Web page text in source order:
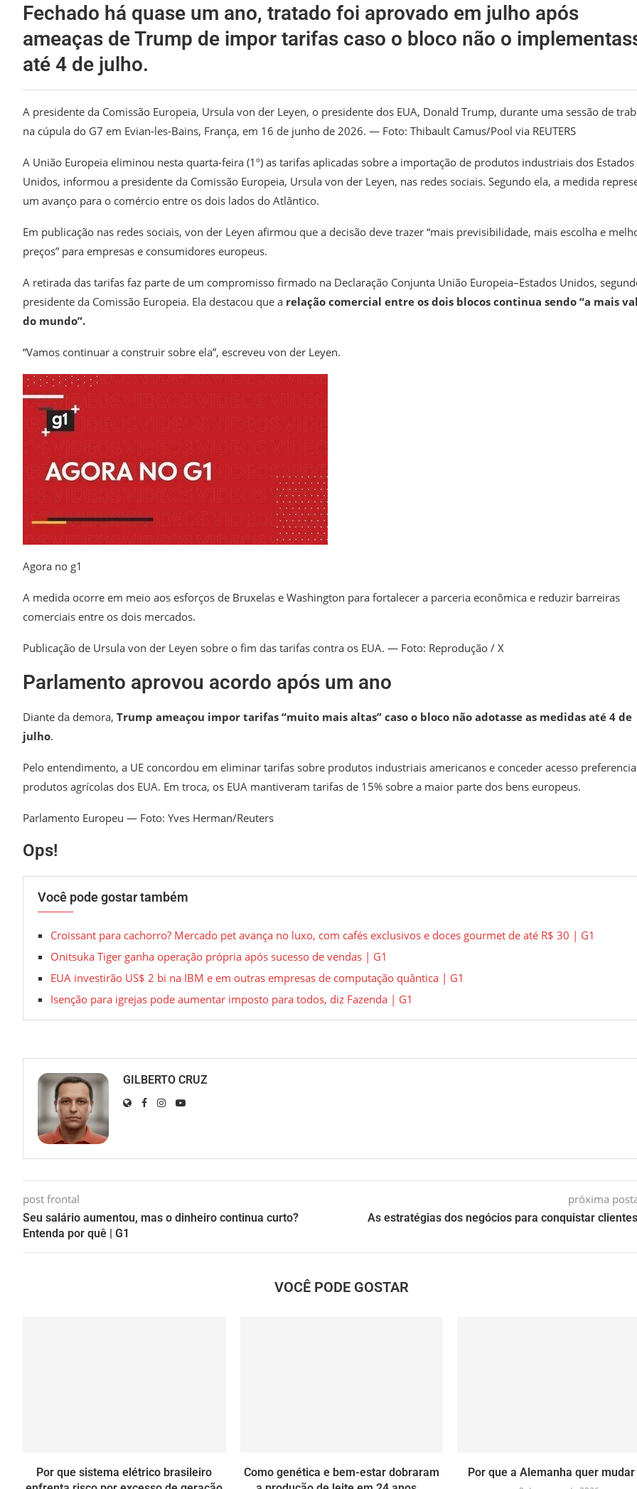
Fechado há quase um ano, tratado foi aprovado em julho após
ameaças de Trump de impor tarifas caso o bloco não o
até 4 de julho.
A presidente da Comissão Europeia, Ursula von der Leyen, o presidente dos EUA, Donald Trump, durante uma sessão de
na cúpula do G7 em Evian-les-Bains, França, em 16 de junho de 2026. — Foto: Thibault Camus/Pool via REUTERS
A União Europeia eliminou nesta quarta-feira (1º) as tarifas aplicadas sobre a importação de produtos industriais dos Estados
Unidos, informou a presidente da Comissão Europeia, Ursula von der Leyen, nas redes sociais. Segundo ela, a medida
um avanço para o comércio entre os dois lados do Atlântico.
Em publicação nas redes sociais, von der Leyen afirmou que a decisão deve trazer “mais previsibilidade, mais escolha e
preços” para empresas e consumidores europeus.
A retirada das tarifas faz parte de um compromisso firmado na Declaração Conjunta União Europeia–Estados Unidos,
presidente da Comissão Europeia. Ela destacou que a relação comercial entre os dois blocos continua sendo “a mais
do mundo”.
“Vamos continuar a construir sobre ela”, escreveu von der Leyen.
Agora no g1
A medida ocorre em meio aos esforços de Bruxelas e Washington para fortalecer a parceria econômica e reduzir barreiras
comerciais entre os dois mercados.
Publicação de Ursula von der Leyen sobre o fim das tarifas contra os EUA. — Foto: Reprodução / X
Parlamento aprovou acordo após um ano
Diante da demora, Trump ameaçou impor tarifas “muito mais altas” caso o bloco não adotasse as medidas até 4 de
julho.
Pelo entendimento, a UE concordou em eliminar tarifas sobre produtos industriais americanos e conceder acesso
produtos agrícolas dos EUA. Em troca, os EUA mantiveram tarifas de 15% sobre a maior parte dos bens europeus.
Parlamento Europeu — Foto: Yves Herman/Reuters
Ops!
Você pode gostar também
Croissant para cachorro? Mercado pet avança no luxo, com cafés exclusivos e doces gourmet de até R$ 30 | G1
Onitsuka Tiger ganha operação própria após sucesso de vendas | G1
EUA investirão US$ 2 bi na IBM e em outras empresas de computação quântica | G1
Isenção para igrejas pode aumentar imposto para todos, diz Fazenda | G1
GILBERTO CRUZ
post frontal
Seu salário aumentou, mas o dinheiro continua curto?
Entenda por quê | G1
próxima
As estratégias dos negócios para conquistar
VOCÊ PODE GOSTAR
Por que sistema elétrico brasileiro
Como genética e bem-estar dobraram
Por que a Alemanha quer